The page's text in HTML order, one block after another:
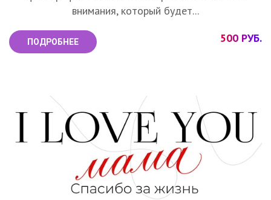
внимания, который будет...
ПОДРОБНЕЕ 500 РУБ.